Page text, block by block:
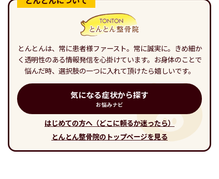
とんとんは、常に患者様ファースト。常に誠実に。きめ細か
く透明性のある情報発信を心掛けています。お身体のことで
悩んだ時、選択肢の一つに入れて頂けたら嬉しいです。
気になる症状から探す
お悩みナビ
はじめての方へ（どこに頼るか迷ったら）
とんとん整骨院のトップページを見る